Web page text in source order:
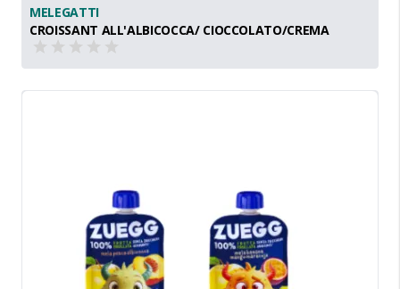
MELEGATTI
CROISSANT ALL'ALBICOCCA/ CIOCCOLATO/CREMA